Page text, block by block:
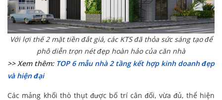
Với lợi thế 2 mặt tiền đắt giá, các KTS đã thỏa sức sáng tạo để
phô diễn trọn nét đẹp hoàn hảo của căn nhà
>> Xem thêm: TOP 6 mẫu nhà 2 tầng kết hợp kinh doanh đẹp
và hiện đại
Các mảng khối thò thụt được bố trí cân đối, vừa đủ, thể hiện